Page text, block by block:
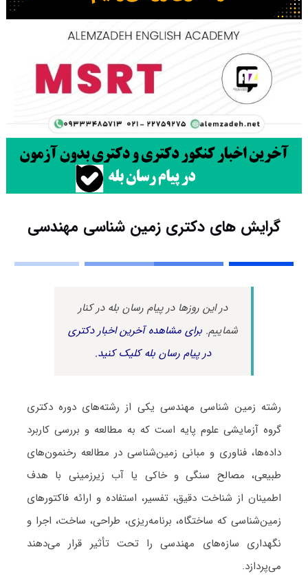
گرایش های دکتری زمین شناسی ﻣﻬﻨﺪسی
در این روزها در پیام رسان بله در کنار
شماییم.برای مشاهده آخرین اخبار دکتری
در پیام رسان بله کلیک کنید.
رشته زمین شناسی ﻣﻬﻨﺪسی یکی از رشته‌های دوره دکتری
گروه آزمایشی علوم پایه است که به مطالعه و بررسی کاربرد
داده‌ها، فناوری و مبانی زمین‌شناسی در مطالعه رخنمون‌های
طبیعی، مصالح سنگی و خاکی یا آب زیرزمینی با هدف
اطمینان از شناخت دقیق، تفسیر، استفاده و ارائه فاکتورهای
زمین‌شناسی که ساختگاه، برنامه‌ریزی، طراحی، ساخت، اجرا و
نگهداری سازه‌های مهندسی را تحت تأثیر قرار می‌دهند
می‌پردازد.